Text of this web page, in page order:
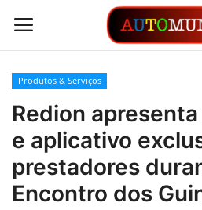
Login
Contato
Links
Produtos & Serviços
Redion
e aplicativo
prestadores
Encontro dos